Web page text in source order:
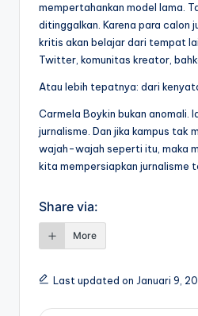
mempertahankan model lama.
ditinggalkan. Karena para calon
kritis akan belajar dari tempat
Twitter, komunitas kreator,
Atau lebih tepatnya: dari
Carmela Boykin bukan anomali.
jurnalisme. Dan jika kampus tak
wajah-wajah seperti itu, maka
kita mempersiapkan jurnalisme
Share via:
More
Last updated on Januari 9,